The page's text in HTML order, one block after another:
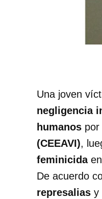
Una joven
negligencia
humanos
(CEEAVI),
feminicidaen
De acuerdo
represalias y